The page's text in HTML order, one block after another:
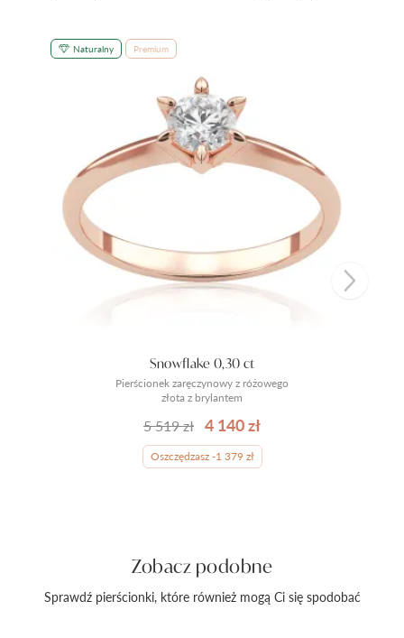
Naturalny Premium
Pierścionek zaręczynowy z różowego
złota z brylantem
Snowflake 0,30 ct
5 519 zł 4 140 zł
Oszczędzasz -1 379 zł
Zobacz podobne
Sprawdź pierścionki, które również mogą Ci się spodobać